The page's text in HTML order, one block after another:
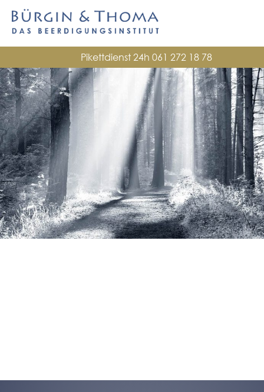
Pikettdienst 24h 061 272 18 78